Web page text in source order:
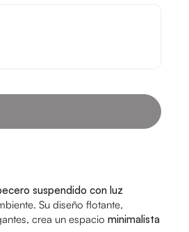
suspendido con luz
Su diseño flotante,
crea un espacio minimalista